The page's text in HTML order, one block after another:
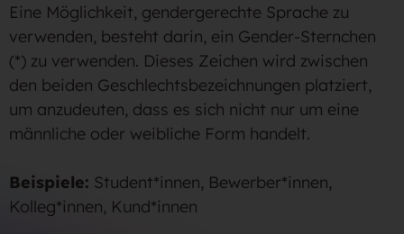
Eine Möglichkeit, gendergerechte Sprache zu
verwenden, besteht darin, ein Gender-Sternchen
(*) zu verwenden. Dieses Zeichen wird zwischen
den beiden Geschlechtsbezeichnungen platziert,
um anzudeuten, dass es sich nicht nur um eine
männliche oder weibliche Form handelt.
Beispiele: Student*innen, Bewerber*innen,
Kolleg*innen, Kund*innen